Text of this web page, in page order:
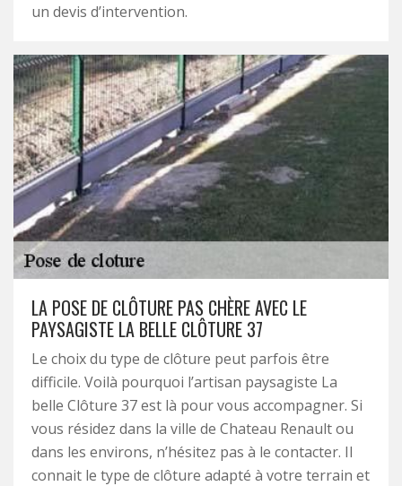
un devis d’intervention.
LA POSE DE CLÔTURE PAS CHÈRE AVEC LE
PAYSAGISTE LA BELLE CLÔTURE 37
Le choix du type de clôture peut parfois être
difficile. Voilà pourquoi l’artisan paysagiste La
belle Clôture 37 est là pour vous accompagner. Si
vous résidez dans la ville de Chateau Renault ou
dans les environs, n’hésitez pas à le contacter. Il
connait le type de clôture adapté à votre terrain et